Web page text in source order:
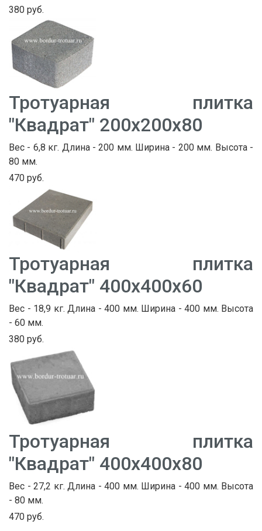
380 руб.
Тротуарная плитка
"Квадрат" 200х200х80
Вес - 6,8 кг. Длина - 200 мм. Ширина - 200 мм. Высота -
80 мм.
470 руб.
Тротуарная плитка
"Квадрат" 400х400х60
Вес - 18,9 кг. Длина - 400 мм. Ширина - 400 мм. Высота
- 60 мм.
380 руб.
Тротуарная плитка
"Квадрат" 400х400х80
Вес - 27,2 кг. Длина - 400 мм. Ширина - 400 мм. Высота
- 80 мм.
470 руб.